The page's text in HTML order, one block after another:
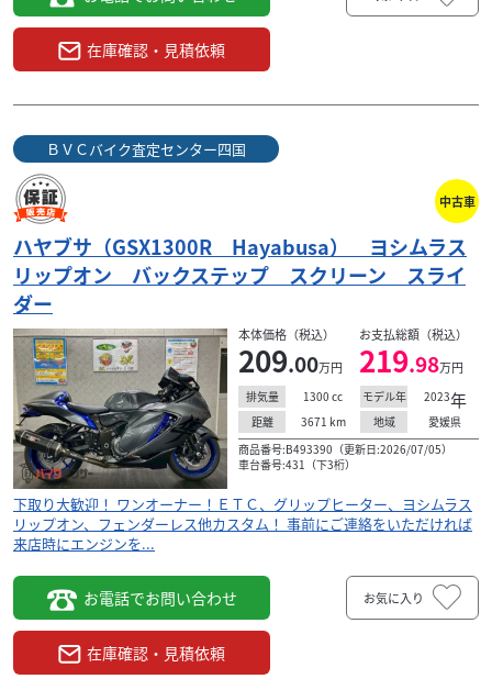
在庫確認・見積依頼
ＢＶＣバイク査定センター四国
中古車
ハヤブサ（GSX1300R Hayabusa） ヨシムラス
リップオン バックステップ スクリーン スライ
ダー
本体価格（税込）
209.00万円
お支払総額（税込）
219.98万円
排気量 1300 cc モデル年 2023年
距離 3671 km 地域
愛媛県
商品番号:B493390（更新日:2026/07/05）
車台番号:431（下3桁）
下取り大歓迎！ ワンオーナー！ＥＴＣ、グリップヒーター、ヨシムラス
リップオン、フェンダーレス他カスタム！ 事前にご連絡をいただければ
来店時にエンジンを...
お電話でお問い合わせ
在庫確認・見積依頼
お気に入り